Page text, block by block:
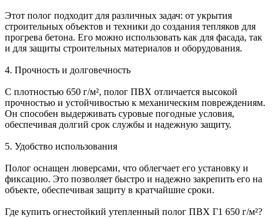
Этот полог подходит для различных задач: от укрытия
строительных объектов и техники до создания тепляков для
прогрева бетона. Его можно использовать как для фасада, так
и для защиты строительных материалов и оборудования.
4. Прочность и долговечность
С плотностью 650 г/м², полог ПВХ отличается высокой
прочностью и устойчивостью к механическим повреждениям.
Он способен выдерживать суровые погодные условия,
обеспечивая долгий срок службы и надежную защиту.
5. Удобство использования
Полог оснащен люверсами, что облегчает его установку и
фиксацию. Это позволяет быстро и надежно закрепить его на
объекте, обеспечивая защиту в кратчайшие сроки.
Где купить огнестойкий утепленный полог ПВХ Г1 650 г/м²?